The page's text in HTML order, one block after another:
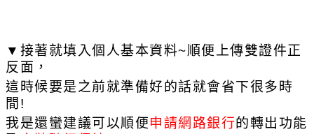
▼接著就填入個人基本資料~順便上傳雙證件正
反面，
這時候要是之前就準備好的話就會省下很多時
間!
我是還蠻建議可以順便申請網路銀行的轉出功能